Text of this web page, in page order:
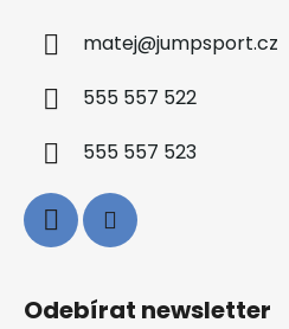
matej@jumpsport.cz
555 557 522
555 557 523
Odebírat newsletter